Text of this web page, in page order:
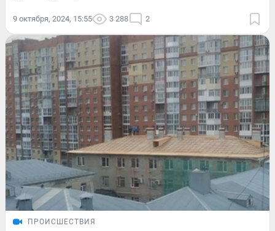
9 октября, 2024, 15:55 3 288 2
ПРОИСШЕСТВИЯ